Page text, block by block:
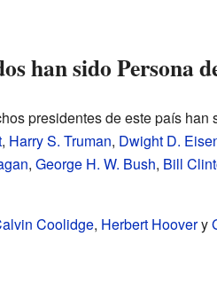
han sido Persona
presidentes de este país han
, Harry S. Truman, Dwight D.
, George H. W. Bush, Bill
Coolidge, Herbert Hoovery